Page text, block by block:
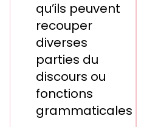
qu’ils peuvent
recouper
diverses
parties du
discours ou
fonctions
grammaticales